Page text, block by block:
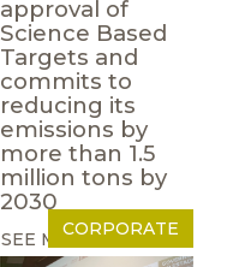
approval of
Science Based
Targets and
commits to
reducing its
emissions by
more than 1.5
million tons by
2030
SEE MORE
CORPORATE